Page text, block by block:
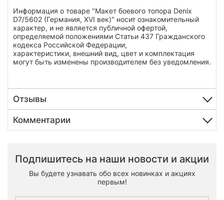
Информация о товаре "Макет боевого топора Denix
D7/5602 (Германия, XVI век)" носит ознакомительный
характер, и не является публичной офертой,
определяемой положениями Статьи 437 Гражданского
кодекса Российской Федерации,
характеристики, внешний вид, цвет и комплектация
могут быть изменены производителем без уведомления.
Отзывы
Комментарии
Подпишитесь на наши новости и акции
Вы будете узнавать обо всех новинках и акциях
первым!